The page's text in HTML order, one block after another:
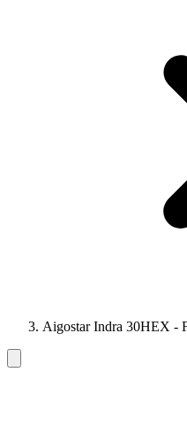
Aigostar Indra 30HEX -